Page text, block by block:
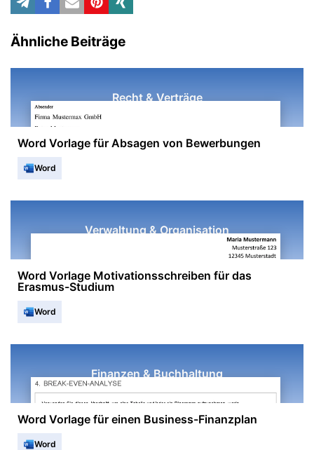
Ähnliche Beiträge
Recht & Verträge
Word Vorlage für Absagen von Bewerbungen
Word
Verwaltung & Organisation
Word Vorlage Motivationsschreiben für das
Erasmus-Studium
Word
Finanzen & Buchhaltung
Word Vorlage für einen Business-Finanzplan
Word